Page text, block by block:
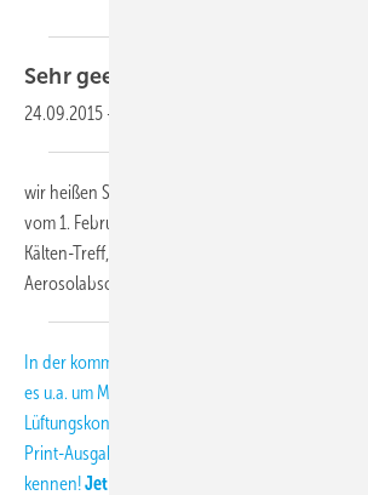
Sehr geehrte Leserinnen und
24.09.2015 -
wir heißen Sie herzlich willkommen zu unserem
vom 1. Februar 2016. In dieser Ausgabe lesen Sie
Kälten-Treff, die Luftaufbereitung eines
Aerosolabscheider für eine UV-Lackieranlage.
In der kommenden Print-Ausgabe, die am 11.
es u.a. um Mietkälte, EDV/Serverraumkühlung
Lüftungskonzept in einem Passivhaus-
Print-Ausgabe noch gar nicht? Dann lernen Sie
kennen!Jetzt auch als E-Paper